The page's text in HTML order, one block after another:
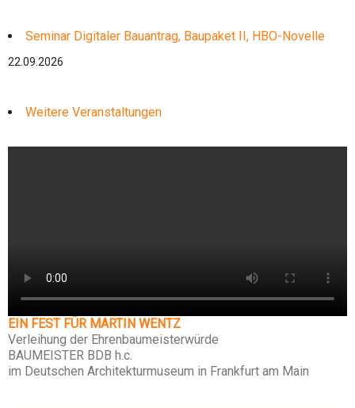
Seminar Digitaler Bauantrag, Baupaket II, HBO-Novelle
22.09.2026
Weitere Veranstaltungen
EIN FEST FÜR MARTIN WENTZ
Verleihung der Ehrenbaumeisterwürde
BAUMEISTER BDB h.c.
im Deutschen Architekturmuseum in Frankfurt am Main